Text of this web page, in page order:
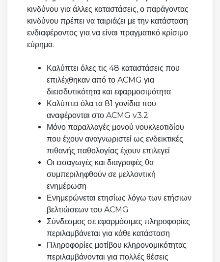
κινδύνου για άλλες καταστάσεις, ο παράγοντας
κινδύνου πρέπει να ταιριάζει με την κατάσταση
ενδιαφέροντος για να είναι πραγματικό κρίσιμο
εύρημα.
Καλύπτει όλες τις 48 καταστάσεις που
επιλέχθηκαν από το ACMG για
διεισδυτικότητα και εφαρμοσιμότητα
Καλύπτει όλα τα 81 γονίδια που
αναφέρονται στο ACMG v3.2
Μόνο παραλλαγές μονού νουκλεοτιδίου
που έχουν αναγνωριστεί ως ενδεικτικές
πιθανής παθολογίας έχουν επιλεγεί
Οι εισαγωγές και διαγραφές θα
συμπεριληφθούν σε μελλοντική
ενημέρωση
Ενημερώνεται ετησίως λόγω των ετήσιων
βελτιώσεων του ACMG
Σύνδεσμος σε εφαρμόσιμες πληροφορίες
περιλαμβάνεται για κάθε κατάσταση
Πληροφορίες μοτίβου κληρονομικότητας
περιλαμβάνονται για πολλές θέσεις